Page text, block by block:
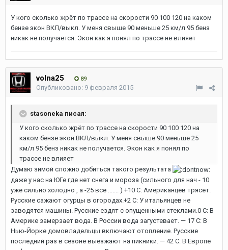
У кого сколько жрёт по трассе на скорости 90 100 120 на каком
бензе экон ВКЛ/выкл. У меня свыше 90 меньше 25 км/л 95 бенз
никак не получается. Экон как я понял по трассе не влияет
volna25 89
Опубликовано: 9 февраля 2015
stasoneka писал:
У кого сколько жрёт по трассе на скорости 90 100 120 на
каком бензе экон ВКЛ/выкл. У меня свыше 90 меньше 25
км/л 95 бенз никак не получается. Экон как я понял по
трассе не влияет
Думаю зимой сложно добиться такого результата
даже у нас на ЮГе где нет снега и мороза (сильного для нач - 10
уже сильно холодно , а -25 всё ....... ) +10 C: Американцев трясет.
Русские сажают огурцы в огородах.+2 C: У итальянцев не
заводятся машины. Русские ездят с опущенными стеклами.0 C: В
Америке замерзает вода. В России вода загустевает. — 17 C: В
Нью-Йорке домовладельцы включают отопление. Русские
последний раз в сезоне выезжают на пикники. — 42 C: В Европе